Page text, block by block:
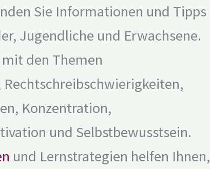
Sie Informationen und Tipps
Jugendliche und Erwachsene.
den Themen
Konzentration,
und Selbstbewusstsein.
und Lernstrategien helfen Ihnen,